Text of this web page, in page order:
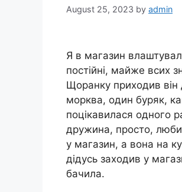
August 25, 2023 by admin
Я в магазин
постійні, майже всих
Щоранку приходив
морква, один буряк,
поцікавилася одного
дружина, просто,
у магазин, а вона на
дідусь заходив у
бачила.